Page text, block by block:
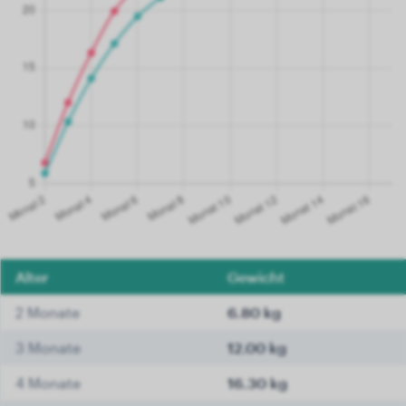
Alter Gewicht
2 Monate 6.80 kg
3 Monate 12.00 kg
4 Monate 16.30 kg